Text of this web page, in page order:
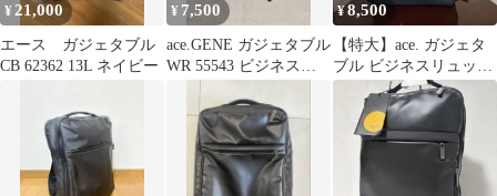
¥ 21,000
エース ガジェタブル
CB 62362 13L ネイビー
¥ 7,500
ace.GENE ガジェタブル
WR 55543 ビジネスリ
¥8,500
【特大】ace. ガジェタ
ブル ビジネスリュック
B4/15.6型PC 出張